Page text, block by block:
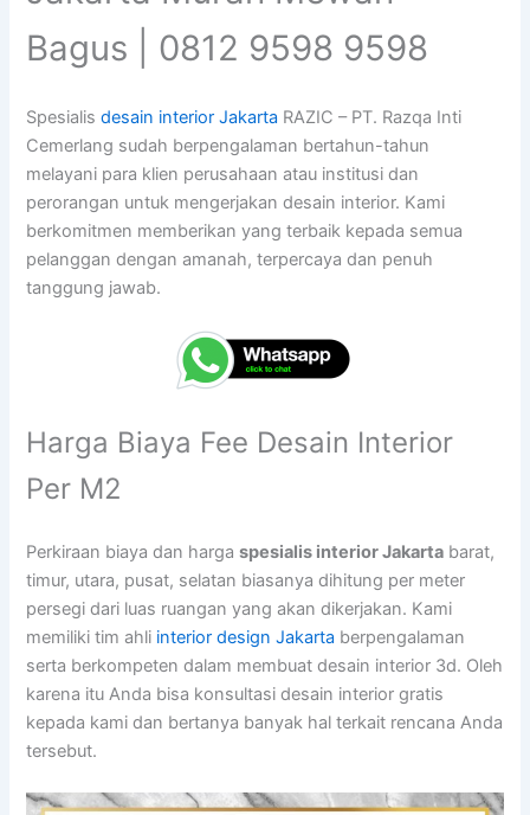
Bagus | 0812 9598 9598
Spesialisdesain interior Jakarta RAZIC – PT. Razqa Inti
Cemerlang sudah berpengalaman bertahun-tahun
melayani para klien perusahaan atau institusi dan
perorangan untuk mengerjakan desain interior. Kami
berkomitmen memberikan yang terbaik kepada semua
pelanggan dengan amanah, terpercaya dan penuh
tanggung jawab.
Harga Biaya Fee Desain Interior
Per M2
Perkiraan biaya dan hargaspesialis interior Jakarta barat,
timur, utara, pusat, selatan biasanya dihitung per meter
persegi dari luas ruangan yang akan dikerjakan. Kami
memiliki tim ahli interior design Jakarta berpengalaman
serta berkompeten dalam membuat desain interior 3d. Oleh
karena itu Anda bisa konsultasi desain interior gratis
kepada kami dan bertanya banyak hal terkait rencana Anda
tersebut.